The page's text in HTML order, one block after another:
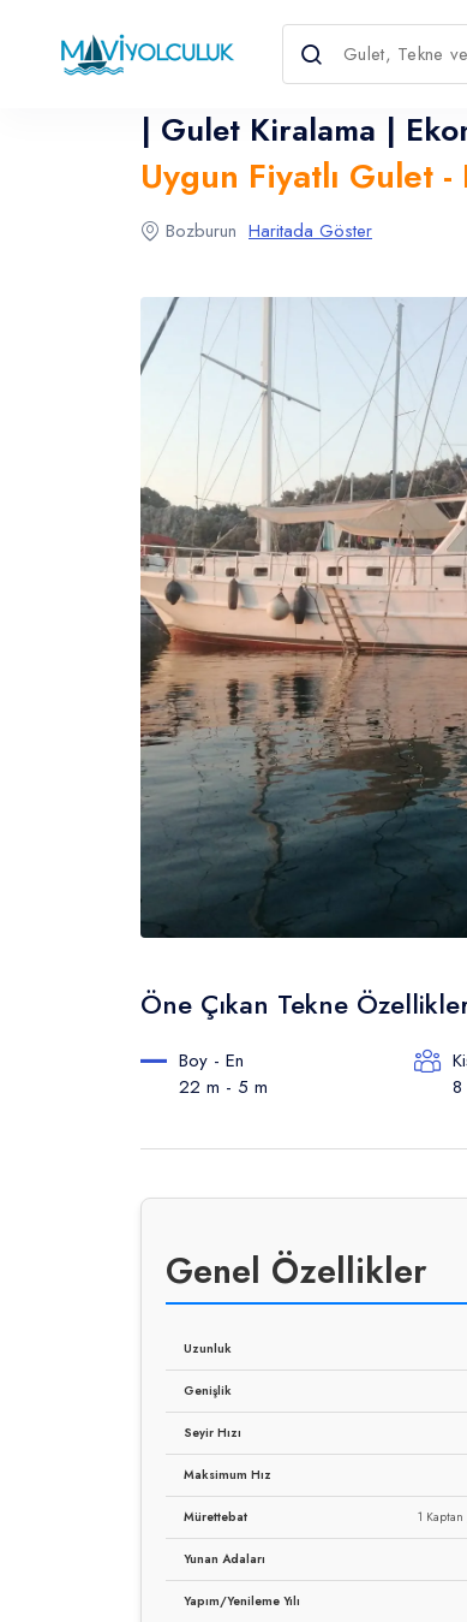
| Gulet Kiralama |
Uygun Fiyatlı Gulet
Bozburun Haritada Göster
Öne Çıkan Tekne
Boy - En
22 m - 5 m
8
Genel Özellikler
Uzunluk
Genişlik
Seyir Hızı
Maksimum Hız
Mürettebat 1
Yunan Adaları
Yapım/Yenileme Yılı
Dil Seçin
English
Para Birimini Seçin
USD- $